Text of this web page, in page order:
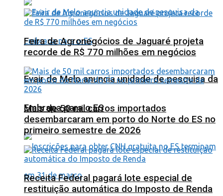
Evair de Melo anuncia unidade de pesquisa da
Embrapa para o ES
Feira de Agronegócios de Jaguaré projeta
recorde de R$ 770 milhões em negócios
Mais de 50 mil carros importados
desembarcaram em porto do Norte do ES no
primeiro semestre de 2026
Receita Federal pagará lote especial de
restituição automática do Imposto de Renda